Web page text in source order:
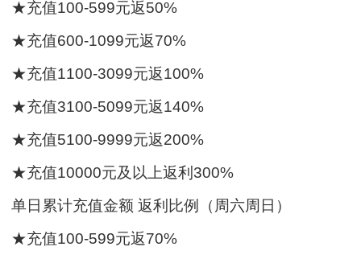
★充值100-599元返50%
★充值600-1099元返70%
★充值1100-3099元返100%
★充值3100-5099元返140%
★充值5100-9999元返200%
★充值10000元及以上返利300%
单日累计充值金额 返利比例（周六周日）
★充值100-599元返70%